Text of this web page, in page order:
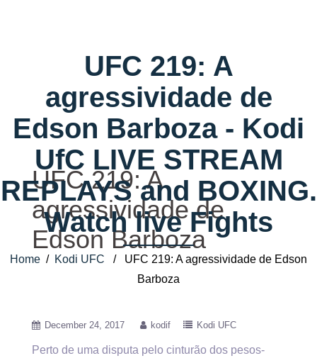
UFC 219: A
agressividade de
Edson Barboza - Kodi
UfC LIVE STREAM
REPLAYS and BOXING.
Watch live Fights
Home / Kodi UFC / UFC 219: A agressividade de Edson
Barboza
UFC 219: A
agressividade de
Edson Barboza
December 24, 2017 kodif Kodi UFC
Perto de uma disputa pelo cinturão dos pesos-